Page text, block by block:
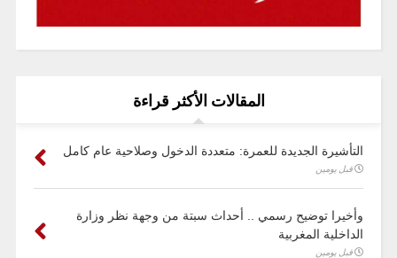
المقالات الأكثر قراءة
التأشيرة الجديدة للعمرة: متعددة الدخول وصلاحية عام كامل
قبل يومين
وأخيرا توضيح رسمي .. أحداث سبتة من وجهة نظر وزارة
الداخلية المغربية
قبل يومين